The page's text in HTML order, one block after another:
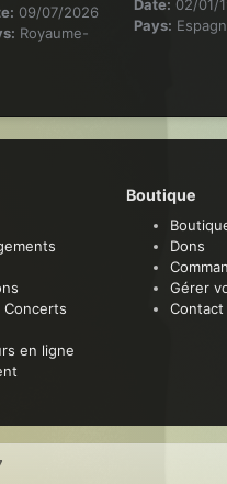
09/07/2026
Royaume-
Date: 02/01/
Pays:
Concerts
en ligne
Boutique
Dons
Gérer